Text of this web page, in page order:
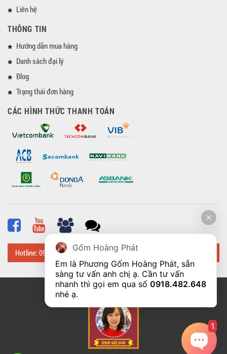
Liên hệ
THÔNG TIN
Hướng dẫn mua hàng
Danh sách đại lý
Blog
Trạng thái đơn hàng
CÁC HÌNH THỨC THANH TOÁN
Hotline: 0918 482 648
© Bản quyền thuộc về
Gốm Hoàng Phát
Em là Phương Gốm Hoàng Phát, sẵn
sàng tư vấn anh chị ạ. Cần tư vấn
nhanh thì gọi em qua số 0918.482.648
nhé ạ.
1